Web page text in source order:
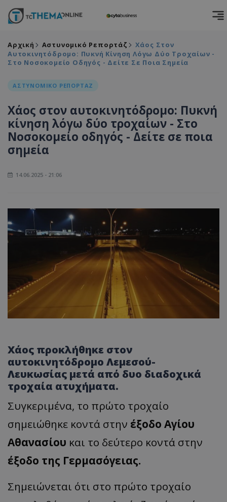
Αρχική Αστυνομικό Ρεπορτάζ
Χάος Στον
Αυτοκινητόδρομο: Πυκνή Κίνηση Λόγω Δύο Τροχαίων -
Στο Νοσοκομείο Οδηγός - Δείτε Σε Ποια Σημεία
ΑΣΤΥΝΟΜΙΚΟ ΡΕΠΟΡΤΑΖ
Χάος στον αυτοκινητόδρομο: Πυκνή
κίνηση λόγω δύο τροχαίων - Στο
Νοσοκομείο οδηγός - Δείτε σε ποια
σημεία
14.06.2025 - 21:06
Χάος προκλήθηκε στον
αυτοκινητόδρομο Λεμεσού-
Λευκωσίας μετά από δυο διαδοχικά
τροχαία ατυχήματα.
Συγκεριμένα, το πρώτο τροχαίο
σημειώθηκε κοντά στην έξοδο Αγίου
Αθανασίου και το δεύτερο κοντά στην
έξοδο της Γερμασόγειας.
Σημειώνεται ότι στο πρώτο τροχαίο